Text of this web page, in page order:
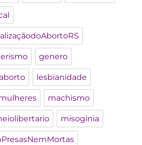
genero
lesbianidade
machismo
misoginia